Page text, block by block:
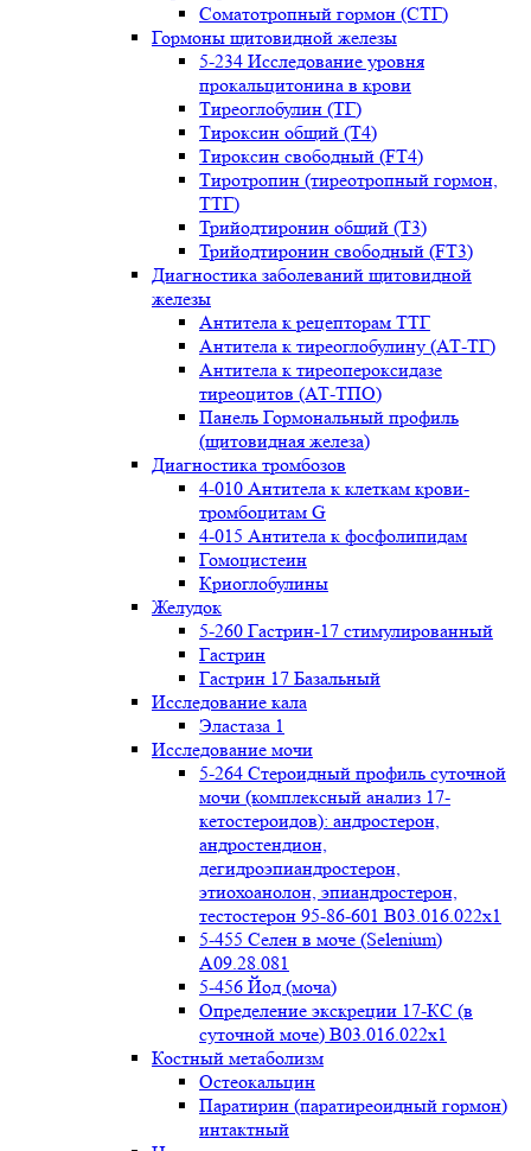
Соматотропный гормон (СТГ)
Гормоны щитовидной железы
5-234 Исследование уровня
прокальцитонина в крови
Тиреоглобулин (ТГ)
Тироксин общий (Т4)
Тироксин свободный (FT4)
Тиротропин (тиреотропный гормон,
ТТГ)
Трийодтиронин общий (Т3)
Трийодтиронин свободный (FT3)
Диагностика заболеваний щитовидной
железы
Антитела к рецепторам ТТГ
Антитела к тиреоглобулину (АТ-ТГ)
Антитела к тиреопероксидазе
тиреоцитов (АТ-ТПО)
Панель Гормональный профиль
(щитовидная железа)
Диагностика тромбозов
4-010 Антитела к клеткам крови-
тромбоцитам G
4-015 Антитела к фосфолипидам
Гомоцистеин
Криоглобулины
Желудок
5-260 Гастрин-17 стимулированный
Гастрин
Гастрин 17 Базальный
Исследование кала
Эластаза 1
Исследование мочи
5-264 Стероидный профиль суточной
мочи (комплексный анализ 17-
кетостероидов): андростерон,
андростендион,
дегидроэпиандростерон,
этиохоанолон, эпиандростерон,
тестостерон 95-86-601 B03.016.022x1
5-455 Селен в моче (Selenium)
A09.28.081
5-456 Йод (моча)
Определение экскреции 17-КС (в
суточной моче) B03.016.022x1
Костный метаболизм
Остеокальцин
Паратирин (паратиреоидный гормон)
интактный